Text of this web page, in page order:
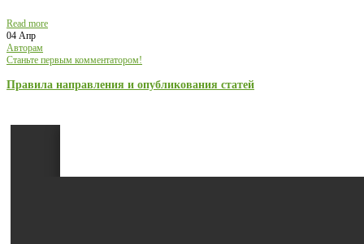
Read more
04 Апр
Авторам
Станьте первым комментатором!
Правила направления и опубликования статей